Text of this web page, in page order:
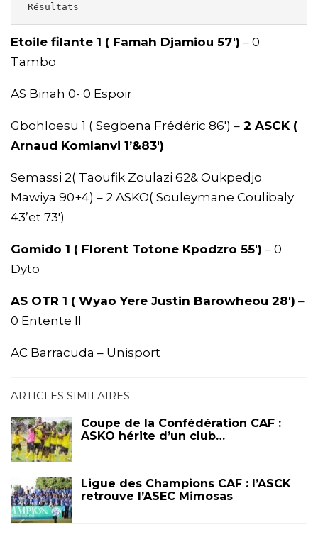
Résultats
Etoile filante 1 ( Famah Djamiou 57′) – 0
Tambo
AS Binah 0- 0 Espoir
Gbohloesu 1 ( Segbena Frédéric 86′) – 2 ASCK (
Arnaud Komlanvi 1’&83′)
Semassi 2( Taoufik Zoulazi 62& Oukpedjo
Mawiya 90+4) – 2 ASKO( Souleymane Coulibaly
43’et 73′)
Gomido 1 ( Florent Totone Kpodzro 55′) – 0
Dyto
AS OTR 1 ( Wyao Yere Justin Barowheou 28′) –
0 Entente ll
AC Barracuda – Unisport
ARTICLES SIMILAIRES
Coupe de la Confédération CAF :
ASKO hérite d’un club…
Ligue des Champions CAF : l’ASCK
retrouve l’ASEC Mimosas